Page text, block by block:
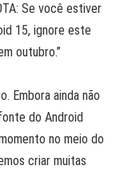
Se você estiver
15, ignore este
outubro.”
Embora ainda não
do Android
no meio do
criar muitas